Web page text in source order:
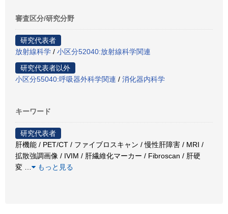
審査区分/研究分野
研究代表者
放射線科学 / 小区分52040:放射線科学関連
研究代表者以外
小区分55040:呼吸器外科学関連 / 消化器内科学
キーワード
研究代表者
肝機能 / PET/CT / ファイブロスキャン / 慢性肝障害 / MRI /
拡散強調画像 / IVIM / 肝繊維化マーカー / Fibroscan / 肝硬
変
もっと見る